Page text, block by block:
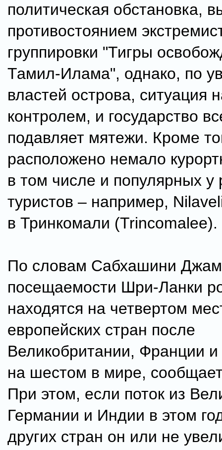
политическая обстановка,
противостоянием
группировки "Тигры
Тамил-Илама", однако, по
властей острова, ситуация
контролем, и государство
подавляет мятежи. Кроме
расположено немало
в том числе и популярных у
туристов – например,
в Тринкомали (Trincomalee).
По словам Сабхашини
посещаемости Шри-Ланки
находятся на четвертом
европейских стран после
Великобритании, Франции
на шестом в мире,
При этом, если поток из
Германии и Индии в этом
других стран он или не